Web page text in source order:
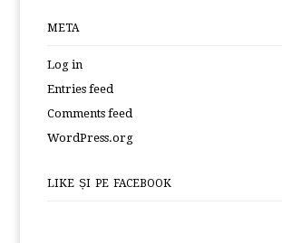
META
Log in
Entries feed
Comments feed
WordPress.org
LIKE ȘI PE FACEBOOK